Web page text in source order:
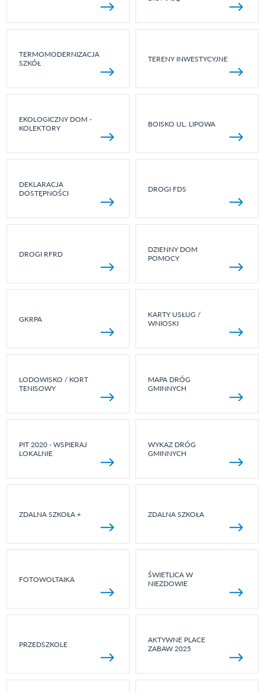
TERMOMODERNIZACJA
SZKÓŁ
TERENY INWESTYCYJNE
EKOLOGICZNY DOM -
KOLEKTORY
BOISKO UL. LIPOWA
DEKLARACJA
DOSTĘPNOŚCI
DROGI FDS
DROGI RFRD
DZIENNY DOM
POMOCY
GKRPA
KARTY USŁUG /
WNIOSKI
LODOWISKO / KORT
TENISOWY
MAPA DRÓG
GMINNYCH
PIT 2020 - WSPIERAJ
LOKALNIE
WYKAZ DRÓG
GMINNYCH
ZDALNA SZKOŁA + ZDALNA SZKOŁA
FOTOWOLTAIKA
ŚWIETLICA W
NIEZDOWIE
PRZEDSZKOLE
AKTYWNE PLACE
ZABAW 2025